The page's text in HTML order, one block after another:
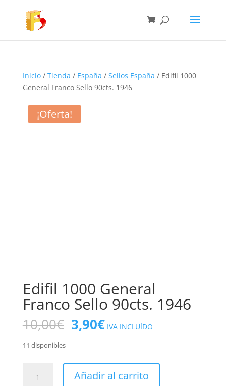
Inicio/ Tienda / España / Sellos España / Edifil 1000
General Franco Sello 90cts. 1946
¡Oferta!
Edifil 1000 General
Franco Sello 90cts. 1946
10,00€ El
precio
era:
10,00€.
3,90€El
precio
es:
3,90€.
IVA INCLUÍDO
11 disponibles
1000
Añadir al carrito